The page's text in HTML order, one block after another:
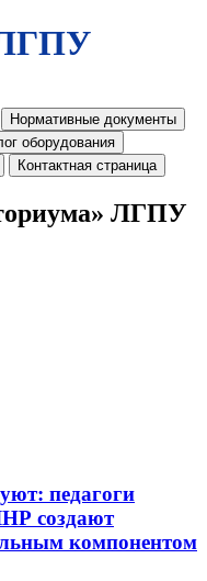
Нормативные документы
оборудования
Контактная страница
ЛГПУ
педагоги
создают
компонентом